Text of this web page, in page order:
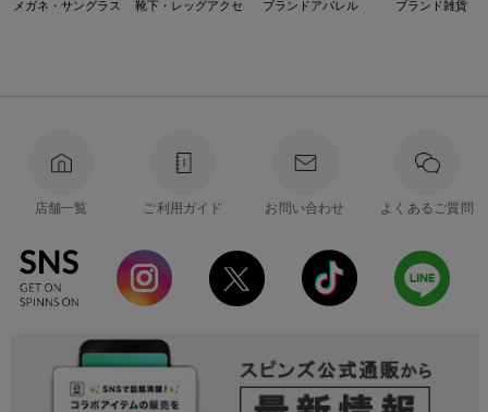
メガネ・サングラス 靴下・レッグアクセ ブランドアパレル ブランド雑貨
店舗一覧 ご利用ガイド お問い合わせ よくあるご質問